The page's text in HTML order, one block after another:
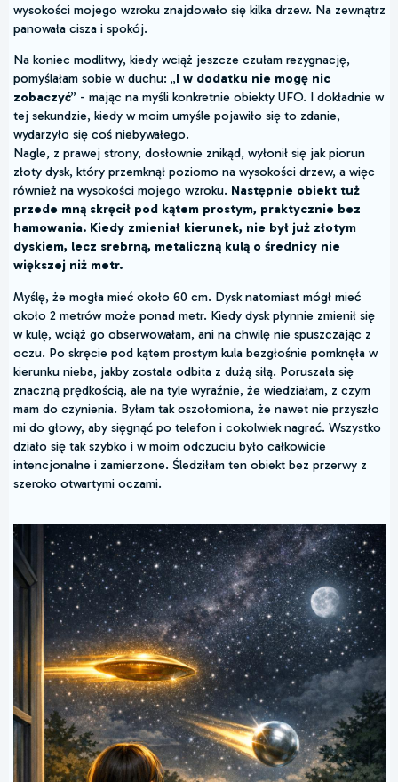
wysokości mojego wzroku znajdowało się kilka drzew. Na zewnątrz
panowała cisza i spokój.
Na koniec modlitwy, kiedy wciąż jeszcze czułam rezygnację,
pomyślałam sobie w duchu: „I w dodatku nie mogę nic
zobaczyć” - mając na myśli konkretnie obiekty UFO. I dokładnie w
tej sekundzie, kiedy w moim umyśle pojawiło się to zdanie,
wydarzyło się coś niebywałego.
Nagle, z prawej strony, dosłownie znikąd, wyłonił się jak piorun
złoty dysk, który przemknął poziomo na wysokości drzew, a więc
również na wysokości mojego wzroku. Następnie obiekt tuż
przede mną skręcił pod kątem prostym, praktycznie bez
hamowania. Kiedy zmieniał kierunek, nie był już złotym
dyskiem, lecz srebrną, metaliczną kulą o średnicy nie
większej niż metr.
Myślę, że mogła mieć około 60 cm. Dysk natomiast mógł mieć
około 2 metrów może ponad metr. Kiedy dysk płynnie zmienił się
w kulę, wciąż go obserwowałam, ani na chwilę nie spuszczając z
oczu. Po skręcie pod kątem prostym kula bezgłośnie pomknęła w
kierunku nieba, jakby została odbita z dużą siłą. Poruszała się
znaczną prędkością, ale na tyle wyraźnie, że wiedziałam, z czym
mam do czynienia. Byłam tak oszołomiona, że nawet nie przyszło
mi do głowy, aby sięgnąć po telefon i cokolwiek nagrać. Wszystko
działo się tak szybko i w moim odczuciu było całkowicie
intencjonalne i zamierzone. Śledziłam ten obiekt bez przerwy z
szeroko otwartymi oczami.